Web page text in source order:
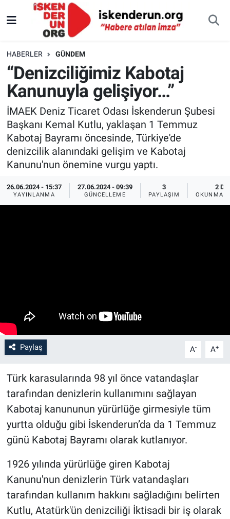
HABERLER GÜNDEM
“Denizciliğimiz Kabotaj
Kanunuyla gelişiyor…”
İMAEK Deniz Ticaret Odası İskenderun Şubesi
Başkanı Kemal Kutlu, yaklaşan 1 Temmuz
Kabotaj Bayramı öncesinde, Türkiye'de
denizcilik alanındaki gelişim ve Kabotaj
Kanunu'nun önemine vurgu yaptı.
26.06.2024 - 15:37
YAYINLANMA
27.06.2024 - 09:39
GÜNCELLEME
3
PAYLAŞIM
2 DK
OKUNMA
Paylaş A- A+
Türk karasularında 98 yıl önce vatandaşlar
tarafından denizlerin kullanımını sağlayan
Kabotaj kanununun yürürlüğe girmesiyle tüm
yurtta olduğu gibi İskenderun’da da 1 Temmuz
günü Kabotaj Bayramı olarak kutlanıyor.
1926 yılında yürürlüğe giren Kabotaj
Kanunu'nun denizlerin Türk vatandaşları
tarafından kullanım hakkını sağladığını belirten
Kutlu, Atatürk'ün denizciliği İktisadi bir iş olarak